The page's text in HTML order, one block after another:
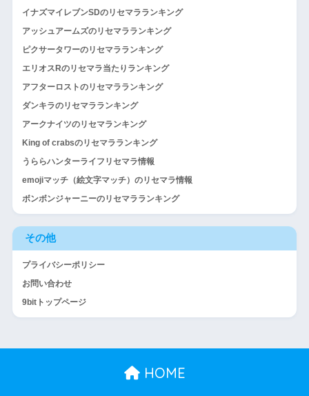
イナズマイレブンSDのリセマラランキング
アッシュアームズのリセマラランキング
ピクサータワーのリセマラランキング
エリオスRのリセマラ当たりランキング
アフターロストのリセマラランキング
ダンキラのリセマラランキング
アークナイツのリセマランキング
King of crabsのリセマラランキング
うららハンターライフリセマラ情報
emojiマッチ（絵文字マッチ）のリセマラ情報
ボンボンジャーニーのリセマラランキング
その他
プライバシーポリシー
お問い合わせ
9bitトップページ
HOME